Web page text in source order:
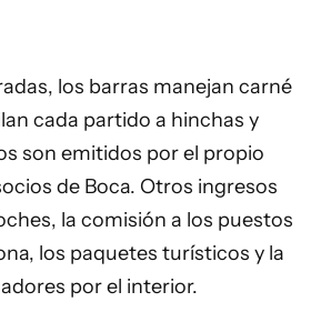
los barras manejan carné
cada partido a hinchas y
son emitidos por el propio
de Boca. Otros ingresos
la comisión a los puestos
los paquetes turísticos y la
por el interior.